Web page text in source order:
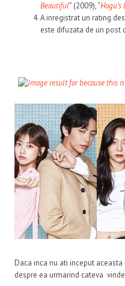
Beautiful” (2009), “Hogu’s
A inregistrat un rating
este difuzata de un post
Daca inca nu ati inceput
despre ea urmarind cateva